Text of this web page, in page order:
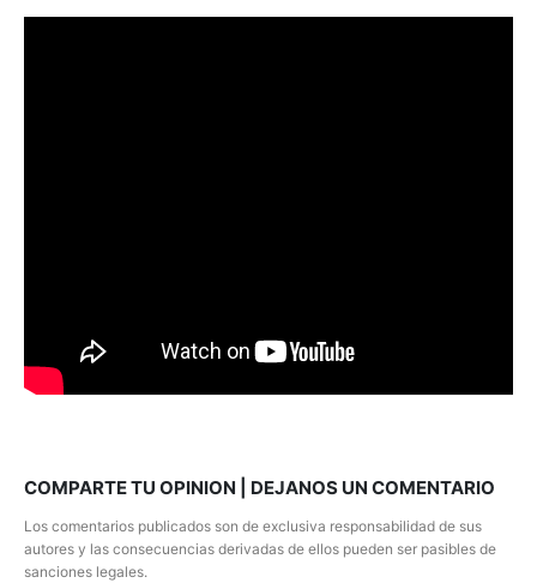
COMPARTE TU OPINION | DEJANOS UN COMENTARIO
Los comentarios publicados son de exclusiva responsabilidad de sus
autores y las consecuencias derivadas de ellos pueden ser pasibles de
sanciones legales.